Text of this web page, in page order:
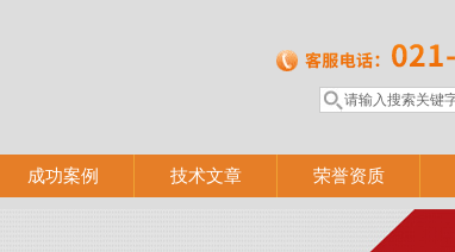
成功案例 技术文章 荣誉资质